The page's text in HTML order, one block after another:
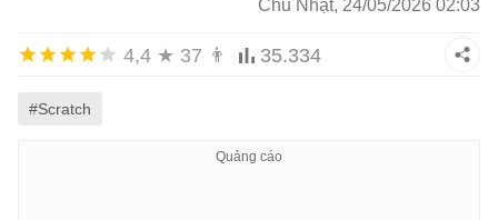
Chủ Nhật, 24/05/2026 02:03
4,4 ★ 37 👨 35.334
#Scratch